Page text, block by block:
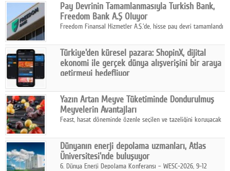
Pay Devrinin Tamamlanmasıyla Turkish Bank,
Freedom Bank A.Ş Oluyor
Freedom Finansal Hizmetler A.Ş.'de, hisse pay devri tamamlandı
Turkish Bank'ın ticaret unvanının “Freedom Bank A.Ş.” olmasına
karar verildi.
Türkiye'den küresel pazara: ShopinX, dijital
ekonomi ile gerçek dünya alışverişini bir araya
getirmeyi hedefliyor
ekonomi ile gerçek dünya alışveriş deneyimi arasında köprü
kurmayı hedefleyen vizyonuyla uluslararası pazarlara açılıyor.
Yazın Artan Meyve Tüketiminde Dondurulmuş
Meyvelerin Avantajları
Feast, hasat döneminde özenle seçilen ve tazeliğini koruyacak
pratik, güvenilir ve lezzetli bir alternatif sunuyor.
Dünyanın enerji depolama uzmanları, Atlas
Üniversitesi'nde buluşuyor
6. Dünya Enerji Depolama Konferansı – WESC-2026, 9-12